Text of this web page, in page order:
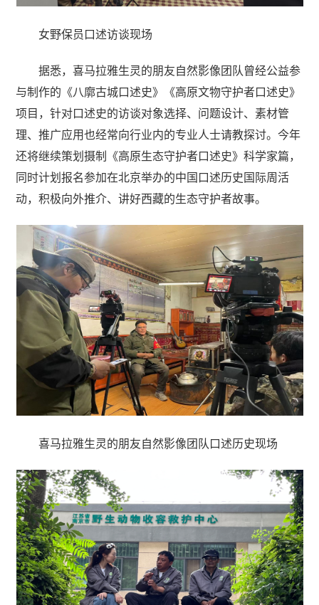
女野保员口述访谈现场
据悉，喜马拉雅生灵的朋友自然影像团队曾经公益参
与制作的《八廓古城口述史》《高原文物守护者口述史》
项目，针对口述史的访谈对象选择、问题设计、素材管
理、推广应用也经常向行业内的专业人士请教探讨。今年
还将继续策划摄制《高原生态守护者口述史》科学家篇，
同时计划报名参加在北京举办的中国口述历史国际周活
动，积极向外推介、讲好西藏的生态守护者故事。
喜马拉雅生灵的朋友自然影像团队口述历史现场